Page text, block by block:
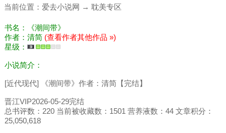
当前位置： 爱去小说网 → 耽美专区
书名：《潮间带》
作者：清简 (查看作者其他作品 »)
星级：
小说简介：
[近代现代] 《潮间带》作者：清简【完结】
晋江VIP2026-05-29完结
总书评数：220 当前被收藏数：1501 营养液数：44 文章积分：
25,050,618